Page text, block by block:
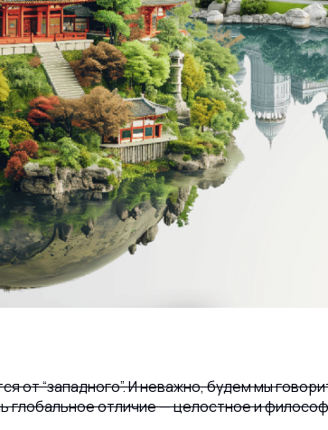
от “западного”. И неважно, будем мы
отличие — целостное и